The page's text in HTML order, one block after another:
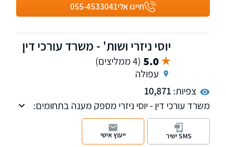
חייגו אלי055-4533041
יוסי ניזרי ושות' - משרד עורכי דין
5.0 (4 ממליצים)
עפולה
צפיות:10,871
משרד עורכי דין - יוסי ניזרי מספק מענה בתחומים:
נזקי גוף, ביטוח לאומי, תאונות, משרד הביטחון,
רשלנות רפואית, דיני עבודה וחדלות פירעון.
SMS ישיר ייעוץ אישי